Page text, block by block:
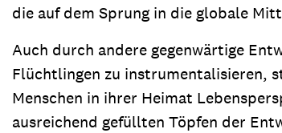
die auf dem Sprung in die globale
Auch durch andere gegenwärtige
Flüchtlingen zu instrumentalisieren,
Menschen in ihrer Heimat
ausreichend gefüllten Töpfen der